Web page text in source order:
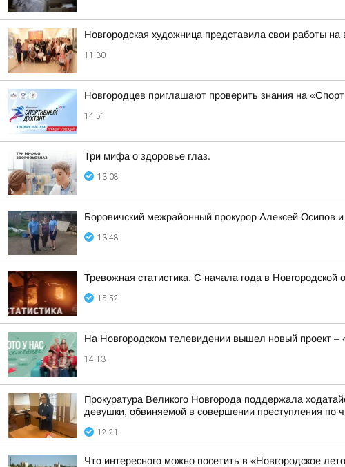
Новгородская художница представила свои работы
11:30
Новгородцев приглашают проверить знания на
14:51
Три мифа о здоровье глаз.
13:08
Боровичский межрайонный прокурор Алексей Осипов
13:48
Тревожная статистика. С начала года в
15:52
На Новгородском телевидении вышел новый проект –
14:13
Прокуратура Великого Новгорода поддержала
девушки, обвиняемой в совершении преступления по
12:21
Что интересного можно посетить в «Новгородское